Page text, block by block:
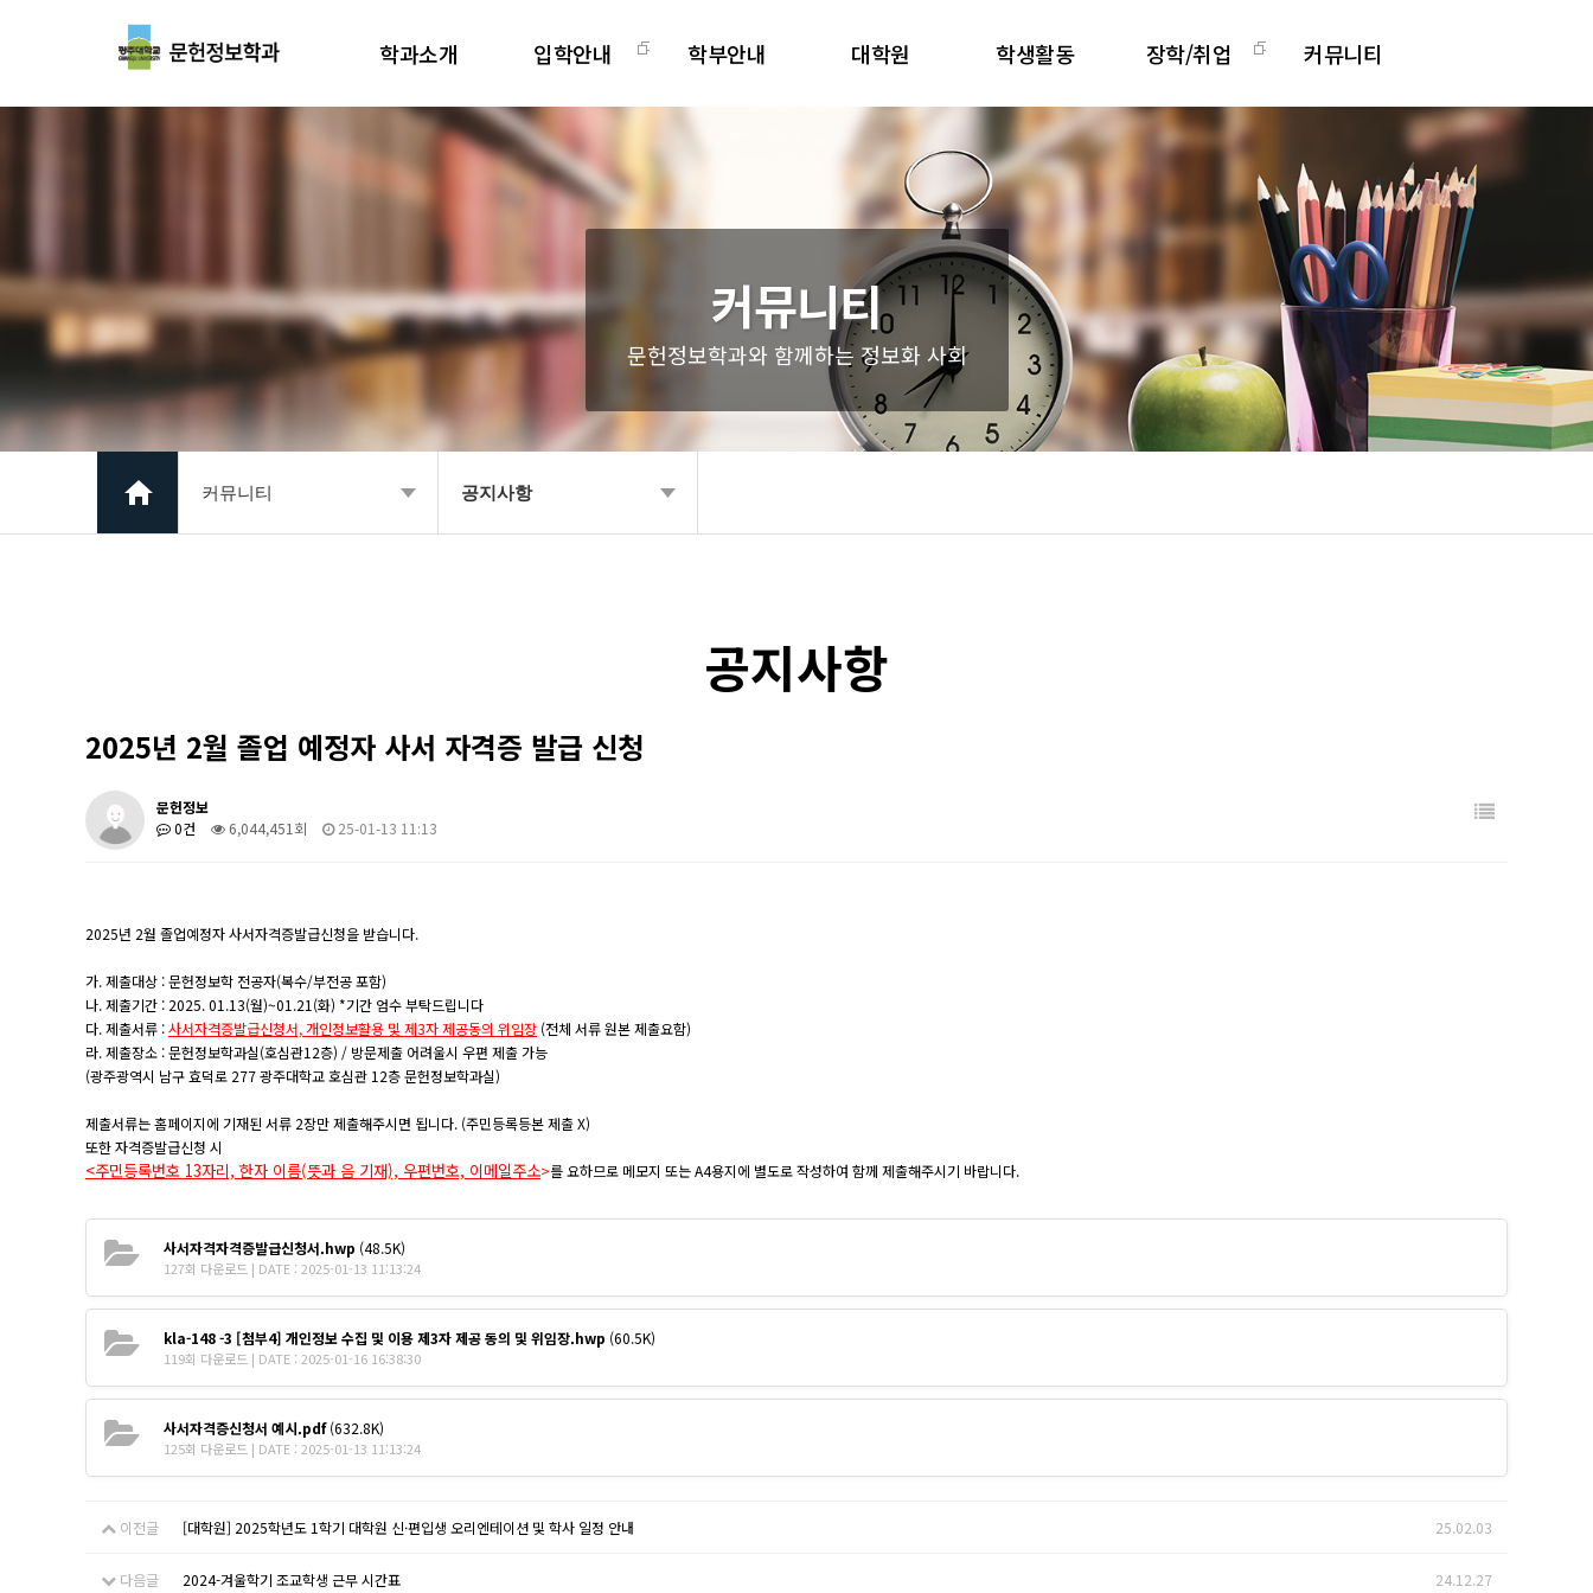
학과소개
학과장 인사말
교육환경
진로
찾아오시는길
입학안내
학부
편입
학부안내 대학원
대학원소개
교과과정
학사일정
학생활동
학과주요활동
비교과프로그램
전공동아리
학생회
장학/취업
장학안내
취업지원센터
커뮤니티
Q&A
영상갤러리
학과소식 갤러리
관련사이트
학과 발간 자료
도서관계 소식
커뮤니티
문헌정보학과와 함께하는 정보화 사회
커뮤니티
장학/취업
커뮤니티
공지사항
학과 발간 자료
공지사항
2025년 2월 졸업 예정자 사서 자격증 발급 신청
문헌정보
0건
6,044,451회 25-01-13 11:13
2025년 2월 졸업예정자 사서자격증발급신청을 받습니다.
가. 제출대상 : 문헌정보학 전공자(복수/부전공 포함)
나. 제출기간 : 2025. 01.13(월)~01.21(화) *기간 엄수 부탁드립니다
다. 제출서류 :사서자격증발급신청서, 개인정보활용 및 제3자 제공동의 위임장 (전체 서류 원본 제출요함)
라. 제출장소 : 문헌정보학과실(호심관12층) / 방문제출 어려울시 우편 제출 가능
(광주광역시 남구 효덕로 277 광주대학교 호심관 12층 문헌정보학과실)
제출서류는 홈페이지에 기재된 서류 2장만 제출해주시면 됩니다. (주민등록등본 제출 X)
또한 자격증발급신청 시
<주민등록번호 13자리, 한자 이름(뜻과 음 기재), 우편번호, 이메일주소>를 요하므로 메모지 또는 A4용지에 별도로 작성하여 함께 제출해주시기 바랍니다.
사서자격자격증발급신청서.hwp (48.5K)
127회 다운로드 | DATE : 2025-01-13 11:13:24
kla-148 -3 [첨부4] 개인정보 수집 및 이용 제3자 제공 동의 및 위임장.hwp (60.5K)
119회 다운로드 | DATE : 2025-01-16 16:38:30
사서자격증신청서 예시.pdf(632.8K)
125회 다운로드 | DATE : 2025-01-13 11:13:24
이전글 [대학원] 2025학년도 1학기 대학원 신·편입생 오리엔테이션 및 학사 일정 안내 25.02.03
다음글 2024-겨울학기 조교학생 근무 시간표 24.12.27